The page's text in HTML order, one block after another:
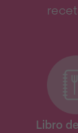
Libro